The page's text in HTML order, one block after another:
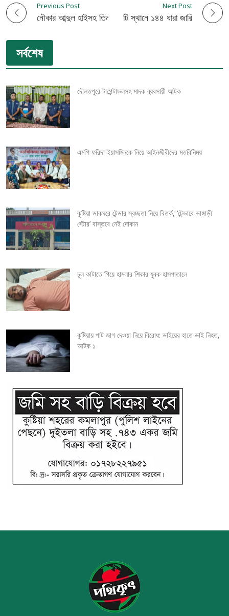
P
o
t
n
a
v
i
g
a
t
i
o
n
Previous Post
নৌকার আব্দুল হাইসহ তিন জনের বিরুদ্ধে গ্রেফতারী পরোয়ানা
Next Post
ঝিনাইদহ শহরের ২ টি স্থানে ১৪৪ ধারা জারি
সর্বশেষ
দৌলতপুরে টাপেন্টাডলসহ মাদক ব্যবসায়ী আটক
এমপি ফরিদা ইয়াসমিনকে নিয়ে আইনজীবীদের মতবিনিময়
কুষ্টিয়া ডাকঘরে টেন্ডার স্বচ্ছতা নিয়ে বিতর্ক, ‘টেন্ডারে ভাঙ্গাড়ী
স্টোর’ বাস্তবে নেই দোকান
চুল কাটাতে গিয়ে হামলার শিকার যুবক হাসপাতালে
কুষ্টিয়ায় পাট জাগ দেওয়া নিয়ে বিরোধ: ভাইয়ের হাতে ভাই নিহত,
আটক ১